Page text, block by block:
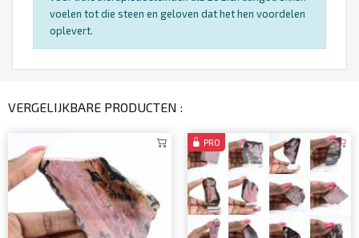
voelen tot die steen en geloven dat het hen voordelen
oplevert.
VERGELIJKBARE PRODUCTEN :
PRO